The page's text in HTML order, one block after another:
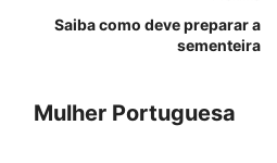
Saiba como deve preparar a
sementeira
Mulher Portuguesa